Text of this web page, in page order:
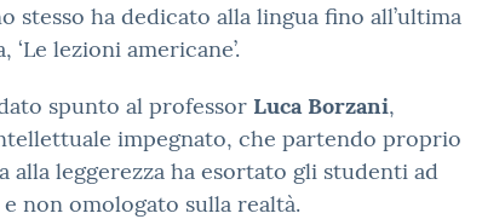
stesso ha dedicato alla lingua fino all’ultima
lezioni americane’.
spunto al professor Luca Borzani,
impegnato, che partendo proprio
alla leggerezza ha esortato gli studenti ad
non omologato sulla realtà.